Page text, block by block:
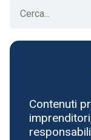
Contenuti